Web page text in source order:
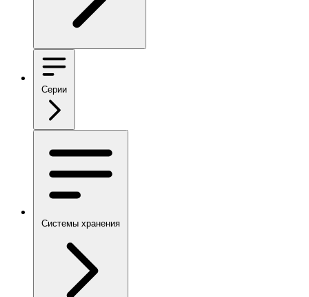
Серии
Системы хранения